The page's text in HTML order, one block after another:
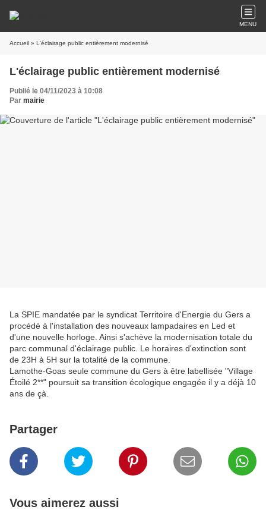
MENU
Accueil » L'éclairage public entièrement modernisé
L'éclairage public entièrement modernisé
Publié le 04/11/2023 à 10:08
Par mairie
La SPIE mandatée par le syndicat Territoire d'Energie du Gers a
procédé à l'installation des nouveaux lampadaires en Led et
d'une nouvelle horloge. Ainsi s'achève la modernisation totale du
parc communal d'éclairage public. Le horaires d'extinction sont
de 23H à 5H sur la totalité de la commune.
Lamothe-Goas seule commune du Gers à être labellisée "Village
Étoilé 2**" poursuit sa transition écologique engagée il y a déjà 10
ans de çà.
Partager
Vous aimerez aussi